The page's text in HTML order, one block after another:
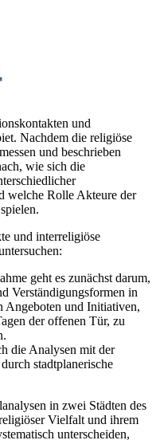
und
Nachdem die religiöse
und beschrieben
wie sich die
welche Rolle Akteure der
und interreligiöse
geht es zunächst darum,
Verständigungsformen in
Angeboten und Initiativen,
der offenen Tür, zu
die Analysen mit der
stadtplanerische
in zwei Städten des
Vielfalt und ihrem
unterscheiden,